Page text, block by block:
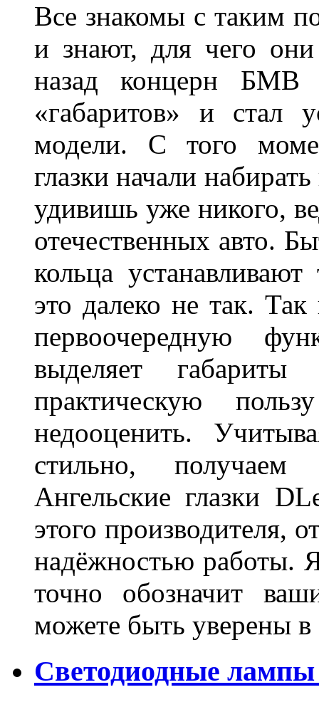
Все знакомы с таким
и знают, для чего
назад концерн БМВ
«габаритов» и стал
модели. С того
глазки начали
удивишь уже никого,
отечественных авто.
кольца
это далеко не так. Так
первоочередную
выделяет
практическую
недооценить.
стильно,
Ангельские глазки
этого производителя,
надёжностью работы.
точно обозначит
можете быть уверены
Светодиодные